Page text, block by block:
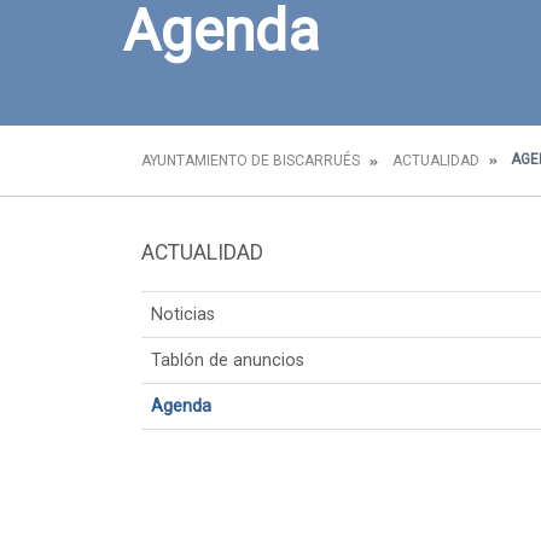
Agenda
AYUNTAMIENTO DE BISCARRUÉS ACTUALIDAD
ACTUALIDAD
Noticias
Tablón de anuncios
Agenda